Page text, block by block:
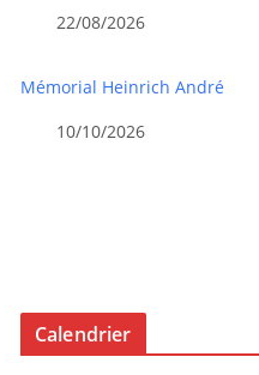
22/08/2026
Mémorial Heinrich André
10/10/2026
Calendrier